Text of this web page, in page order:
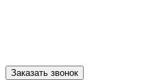
Заказать звонок